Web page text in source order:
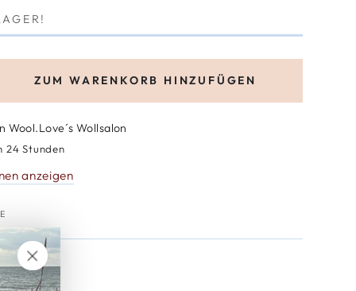
ZUM WARENKORB HINZUFÜGEN
Wool.Love´s Wollsalon
24 Stunden
anzeigen